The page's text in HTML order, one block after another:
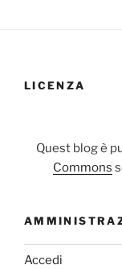
LICENZA
Quest blog è
Commons
Accedi